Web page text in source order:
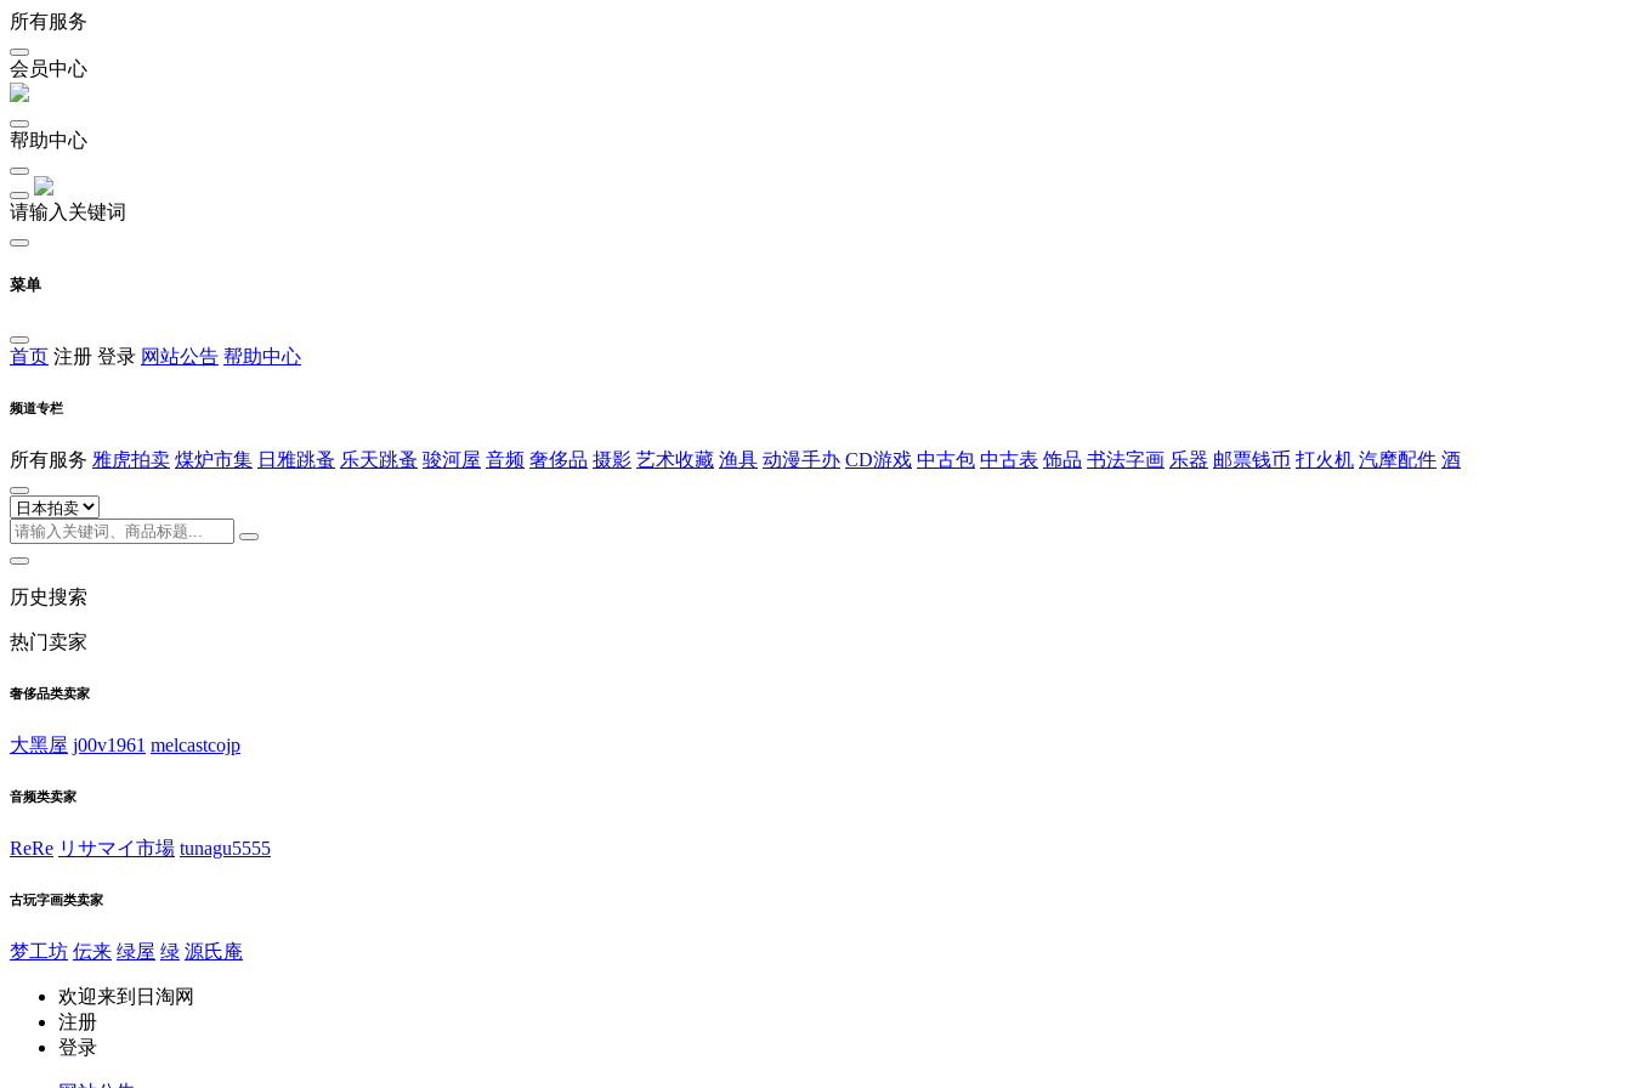
所有服务
会员中心
帮助中心
请输入关键词
菜单
首页 注册 登录 网站公告 帮助中心
频道专栏
所有服务 雅虎拍卖 煤炉市集 日雅跳蚤 乐天跳蚤 骏河屋 音频 奢侈品 摄影 艺术收藏 渔具 动漫手办 CD游戏 中古包 中古表 饰品 书法字画 乐器 邮票钱币 打火机 汽摩配件 酒
历史搜索
热门卖家
奢侈品类卖家
大黑屋 j00v1961 melcastcojp
音频类卖家
ReRe リサマイ市場 tunagu5555
古玩字画类卖家
梦工坊 伝来 绿屋 绿 源氏庵
欢迎来到日淘网
注册
登录